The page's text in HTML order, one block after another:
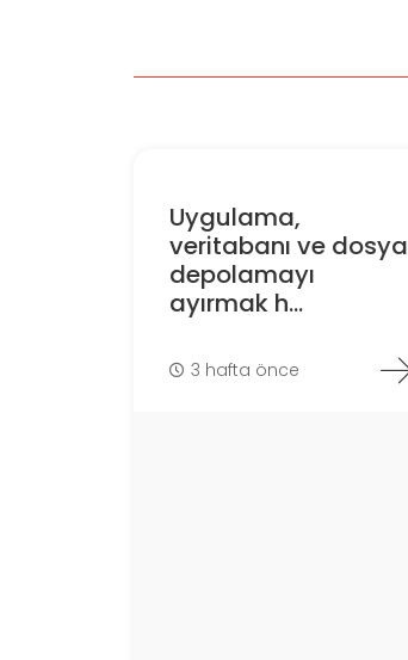
Uygulama,
veritabanı ve dosya
depolamayı
ayırmak h...
3 hafta önce